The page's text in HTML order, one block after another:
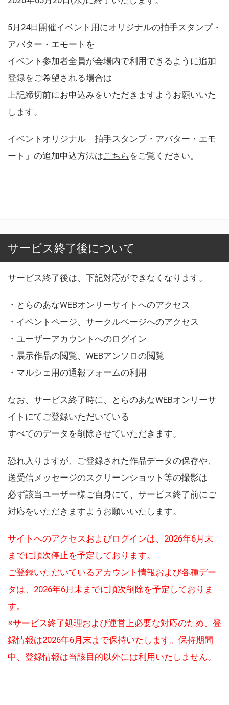
5月24日開催イベント用にオリジナルの拍手スタンプ・
アバター・エモートを
イベント参加者全員が会場内で利用できるように追加
登録をご希望される場合は
上記締切前にお申込みをいただきますようお願いいた
します。
イベントオリジナル「拍手スタンプ・アバター・エモ
ート」の追加申込方法はこちら をご覧ください。
サービス終了後について
サービス終了後は、下記対応ができなくなります。
・とらのあなWEBオンリーサイトへのアクセス
・イベントページ、サークルページへのアクセス
・ユーザーアカウントへのログイン
・展示作品の閲覧、WEBアンソロの閲覧
・マルシェ用の通報フォームの利用
なお、サービス終了時に、とらのあなWEBオンリーサ
イトにてご登録いただいている
すべてのデータを削除させていただきます。
恐れ入りますが、ご登録された作品データの保存や、
送受信メッセージのスクリーンショット等の撮影は
必ず該当ユーザー様ご自身にて、サービス終了前にご
対応をいただきますようお願いいたします。
サイトへのアクセスおよびログインは、2026年6月末
までに順次停止を予定しております。
ご登録いただいているアカウント情報および各種デー
タは、2026年6月末までに順次削除を予定しておりま
す。
※サービス終了処理および運営上必要な対応のため、登
録情報は2026年6月末まで保持いたします。保持期間
中、登録情報は当該目的以外には利用いたしません。